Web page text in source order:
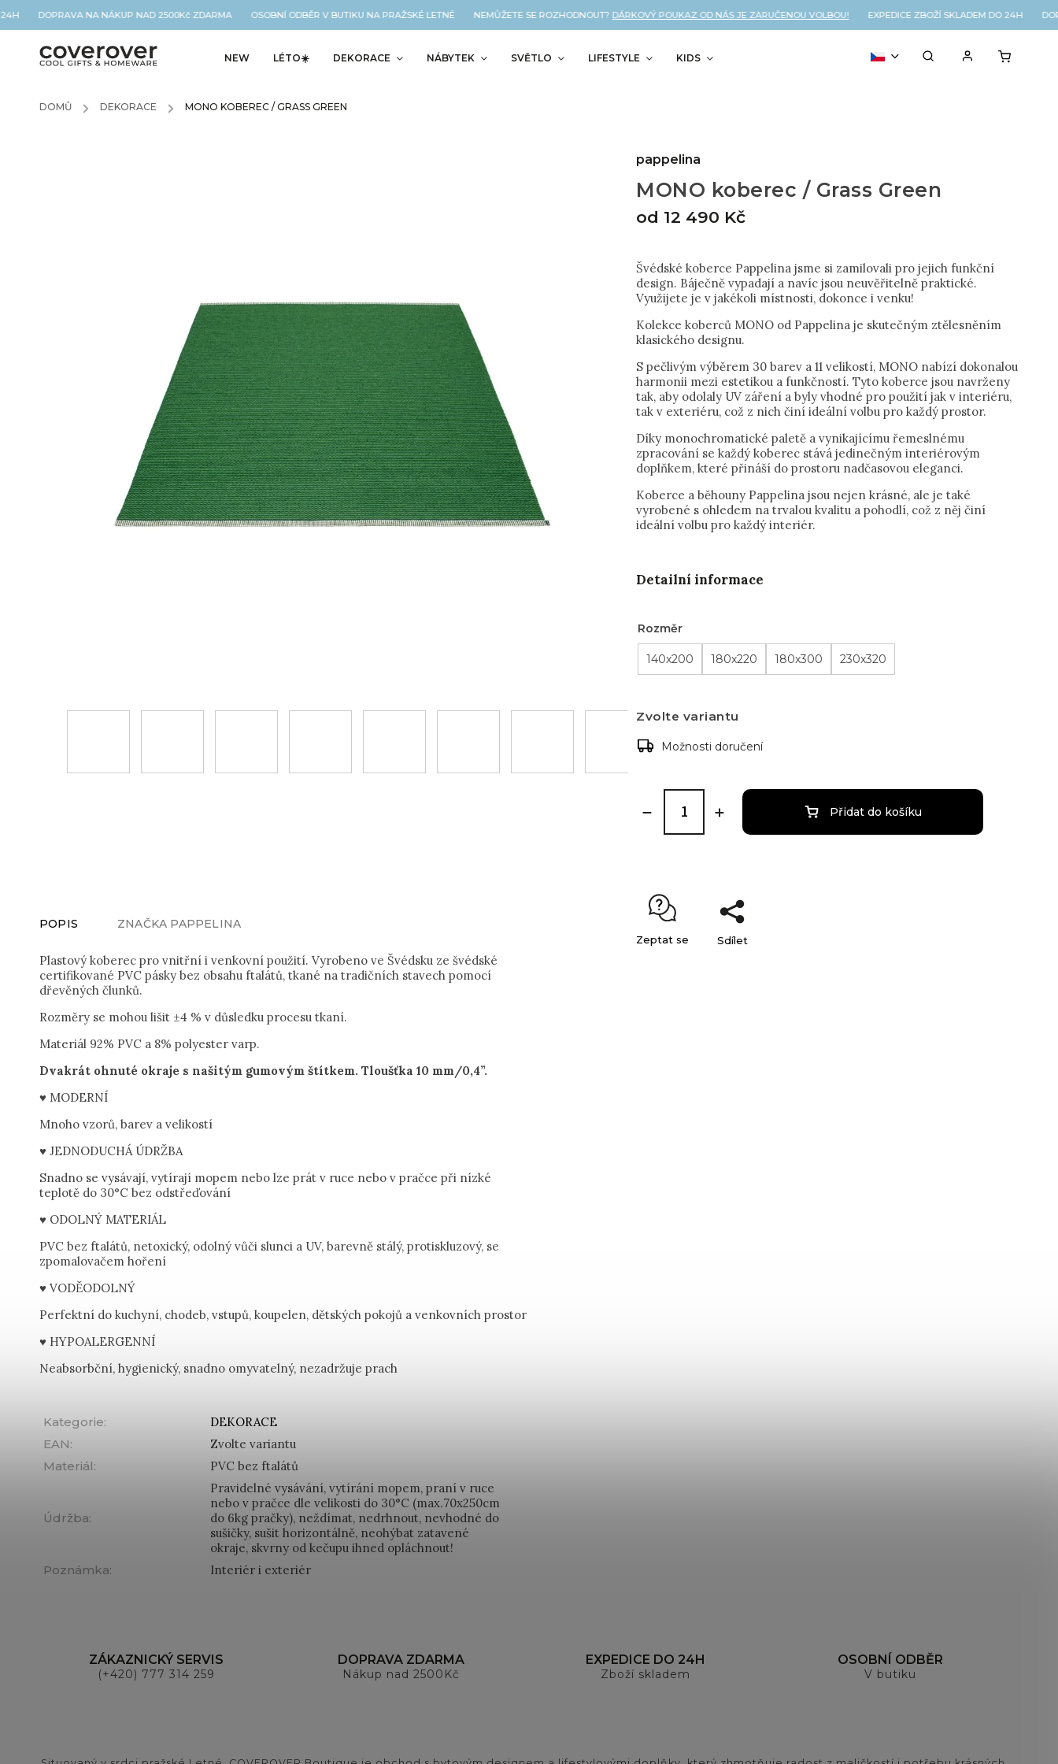
DOPRAVA NA NÁKUP NAD 2500Kč ZDARMA OSOBNÍ ODBĚR V BUTIKU NA PRAŽSKÉ LETNÉ NEMŮŽETE SE ROZHODNOUT?DÁRKOVÝ POUKAZ OD NÁS JE ZARUČENOU VOLBOU! EXPEDICE ZBOŽÍ SKLADEM DO 24H
NEW LÉTO☀️ DEKORACE NÁBYTEK SVĚTLO LIFESTYLE KIDS
DOMŮ / DEKORACE / MONO KOBEREC / GRASS GREEN
MONO koberec / Grass Green
od 12 490 Kč
Švédské koberce Pappelina jsme si zamilovali pro jejich funkční
design. Báječně vypadají a navíc jsou neuvěřitelně praktické.
Využijete je v jakékoli místnosti, dokonce i venku!
Kolekce koberců MONO od Pappelina je skutečným ztělesněním
klasického designu.
S pečlivým výběrem 30 barev a 11 velikostí, MONO nabízí dokonalou
harmonii mezi estetikou a funkčností. Tyto koberce jsou navrženy
tak, aby odolaly UV záření a byly vhodné pro použití jak v interiéru,
tak v exteriéru, což z nich činí ideální volbu pro každý prostor.
Díky monochromatické paletě a vynikajícímu řemeslnému
zpracování se každý koberec stává jedinečným interiérovým
doplňkem, které přináší do prostoru nadčasovou eleganci.
Koberce a běhouny Pappelina jsou nejen krásné, ale je také
vyrobené s ohledem na trvalou kvalitu a pohodlí, což z něj činí
ideální volbu pro každý interiér.
Detailní informace
pappelina
Rozměr
140x200 180x220 180x300 230x320
Zvolte variantu
Možnosti doručení
Přidat do košíku
Zeptat se Sdílet
POPIS ZNAČKA PAPPELINA
Plastový koberec pro vnitřní i venkovní použití. Vyrobeno ve Švédsku ze švédské
certifikované PVC pásky bez obsahu ftalátů, tkané na tradičních stavech pomocí
dřevěných člunků.
Rozměry se mohou lišit ±4 % v důsledku procesu tkaní.
Materiál 92% PVC a 8% polyester varp.
Dvakrát ohnuté okraje s našitým gumovým štítkem. Tloušťka 10 mm/0,4”.
♥ MODERNÍ
Mnoho vzorů, barev a velikostí
♥ JEDNODUCHÁ ÚDRŽBA
Snadno se vysávají, vytírají mopem nebo lze prát v ruce nebo v pračce při nízké
teplotě do 30°C bez odstřeďování
♥ ODOLNÝ MATERIÁL
PVC bez ftalátů, netoxický, odolný vůči slunci a UV, barevně stálý, protiskluzový, se
zpomalovačem hoření
♥ VODĚODOLNÝ
Perfektní do kuchyní, chodeb, vstupů, koupelen, dětských pokojů a venkovních prostor
♥ HYPOALERGENNÍ
Neabsorbční, hygienický, snadno omyvatelný, nezadržuje prach
Kategorie:
DEKORACE
EAN:
Zvolte variantu
Materiál: PVC bez ftalátů
Údržba:
Pravidelné vysávání, vytírání mopem, praní v ruce
nebo v pračce dle velikosti do 30°C (max.70x250cm
do 6kg pračky), neždímat, nedrhnout, nevhodné do
sušičky, sušit horizontálně, neohýbat zatavené
okraje, skvrny od kečupu ihned opláchnout!
Poznámka: Interiér i exteriér
ZÁKAZNICKÝ SERVIS
(+420) 777 314 259
DOPRAVA ZDARMA
Nákup nad 2500Kč
EXPEDICE DO 24H
Zboží skladem
OSOBNÍ ODBĚR
V butiku